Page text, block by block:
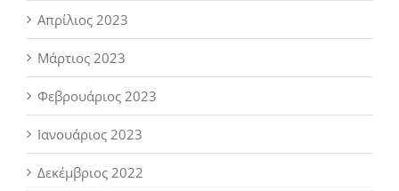
Απρίλιος 2023
Μάρτιος 2023
Φεβρουάριος 2023
Ιανουάριος 2023
Δεκέμβριος 2022